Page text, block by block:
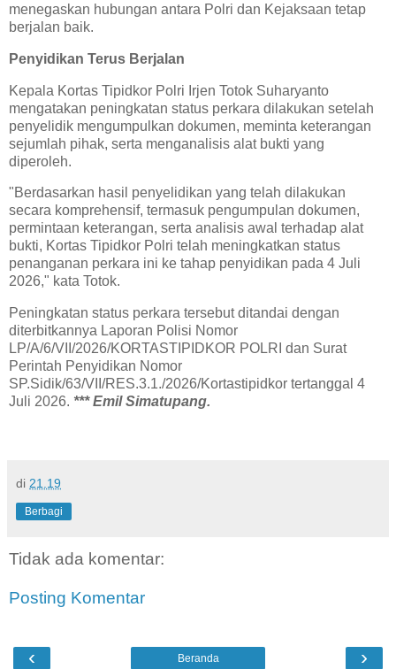
menegaskan hubungan antara Polri dan Kejaksaan tetap
berjalan baik.
Penyidikan Terus Berjalan
Kepala Kortas Tipidkor Polri Irjen Totok Suharyanto
mengatakan peningkatan status perkara dilakukan setelah
penyelidik mengumpulkan dokumen, meminta keterangan
sejumlah pihak, serta menganalisis alat bukti yang
diperoleh.
"Berdasarkan hasil penyelidikan yang telah dilakukan
secara komprehensif, termasuk pengumpulan dokumen,
permintaan keterangan, serta analisis awal terhadap alat
bukti, Kortas Tipidkor Polri telah meningkatkan status
penanganan perkara ini ke tahap penyidikan pada 4 Juli
2026," kata Totok.
Peningkatan status perkara tersebut ditandai dengan
diterbitkannya Laporan Polisi Nomor
LP/A/6/VII/2026/KORTASTIPIDKOR POLRI dan Surat
Perintah Penyidikan Nomor
SP.Sidik/63/VII/RES.3.1./2026/Kortastipidkor tertanggal 4
Juli 2026. *** Emil Simatupang.
di 21.19
Berbagi
Tidak ada komentar:
Posting Komentar
‹ ›
Beranda